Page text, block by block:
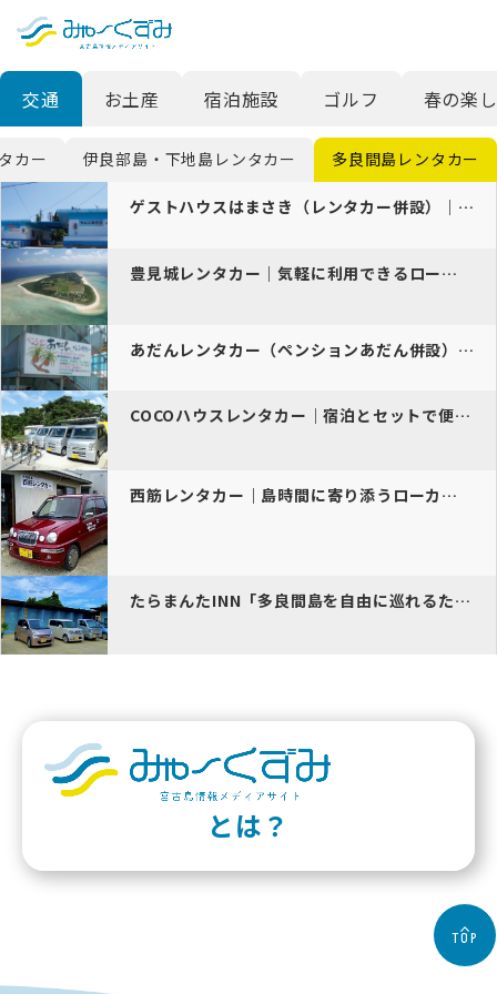
English
中文 (台灣)
交通 お土産 宿泊施設 ゴルフ 春の楽
カー 伊良部島・下地島レンタカー 多良間島レンタカー
ゲストハウスはまさき（レンタカー併設）｜宿泊と車をまとめて手配できる…
豊見城レンタカー｜気軽に利用できるローカルレンタカー
あだんレンタカー（ペンションあだん併設）｜宿泊と一緒に手配できる安心…
COCOハウスレンタカー｜宿泊とセットで便利な島ドライブ拠点
西筋レンタカー｜島時間に寄り添うローカルレンタカー
たらまんたINN「多良間島を自由に巡れるたらまんたINNのレンタカー…
とは？
TOP